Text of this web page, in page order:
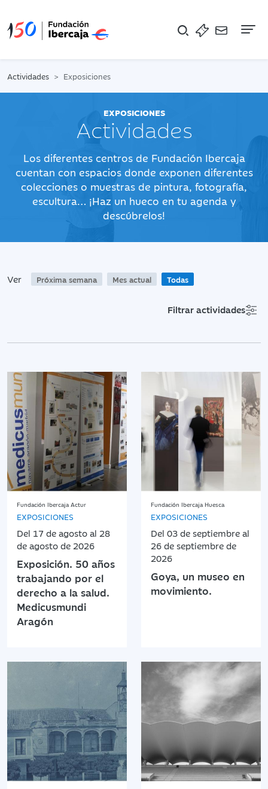
Actividades Exposiciones
EXPOSICIONES
Actividades
Los diferentes centros de Fundación Ibercaja
cuentan con espacios donde exponen diferentes
colecciones o muestras de pintura, fotografía,
escultura… ¡Haz un hueco en tu agenda y
descúbrelos!
Ver Próxima semana Mes actual Todas
Filtrar actividades
Fundación Ibercaja Actur
EXPOSICIONES
Del 17 de agosto al 28
de agosto de 2026
Exposición. 50 años
trabajando por el
derecho a la salud.
Medicusmundi
Aragón
Fundación Ibercaja Huesca
EXPOSICIONES
Del 03 de septiembre al
26 de septiembre de
2026
Goya, un museo en
movimiento.